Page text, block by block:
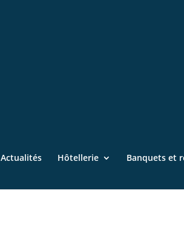
Actualités Hôtellerie Banquets et